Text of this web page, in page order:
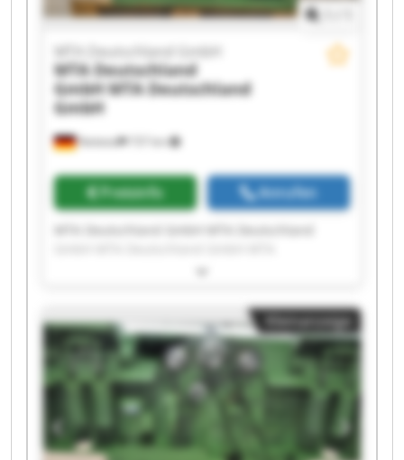
Nettetal 737 km
MTA Deutschland GmbH
MTA Deutschland
GmbHMTA Deutschland
GmbH
Preisinfo Anrufen
Deutschland GmbH MTA Deutschland GmbH
GmbH MTA Deutschland GmbH MTA
Deutschland GmbH MTA Deutschland GmbH
MTA Deutschland GmbH MTA Deutschland
GmbH MTA Deutschland GmbH MTA
Deutschland GmbH MTA Deutschland GmbH
MTA Deutschland GmbH MTA Deutschland
GmbH MTA Deutschland GmbH MTA
Deutschland GmbH MTA Deutschland GmbH
Kleinanzeige